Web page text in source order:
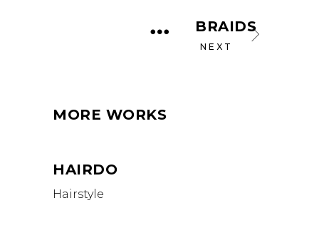
BRAIDS
NEXT
MORE WORKS
HAIRDO
Hairstyle